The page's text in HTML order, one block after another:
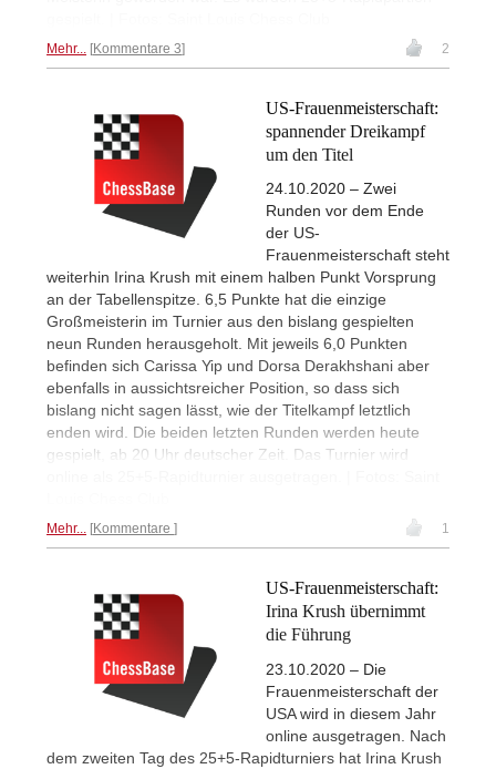
Mehr... Kommentare 3 2
US-Frauenmeisterschaft:
spannender Dreikampf
um den Titel
24.10.2020 – Zwei
Runden vor dem Ende
der US-
Frauenmeisterschaft steht
weiterhin Irina Krush mit einem halben Punkt Vorsprung
an der Tabellenspitze. 6,5 Punkte hat die einzige
Großmeisterin im Turnier aus den bislang gespielten
neun Runden herausgeholt. Mit jeweils 6,0 Punkten
befinden sich Carissa Yip und Dorsa Derakhshani aber
ebenfalls in aussichtsreicher Position, so dass sich
bislang nicht sagen lässt, wie der Titelkampf letztlich
enden wird. Die beiden letzten Runden werden heute
gespielt, ab 20 Uhr deutscher Zeit. Das Turnier wird
Mehr... Kommentare 1
US-Frauenmeisterschaft:
Irina Krush übernimmt
die Führung
23.10.2020 – Die
Frauenmeisterschaft der
USA wird in diesem Jahr
online ausgetragen. Nach
dem zweiten Tag des 25+5-Rapidturniers hat Irina Krush